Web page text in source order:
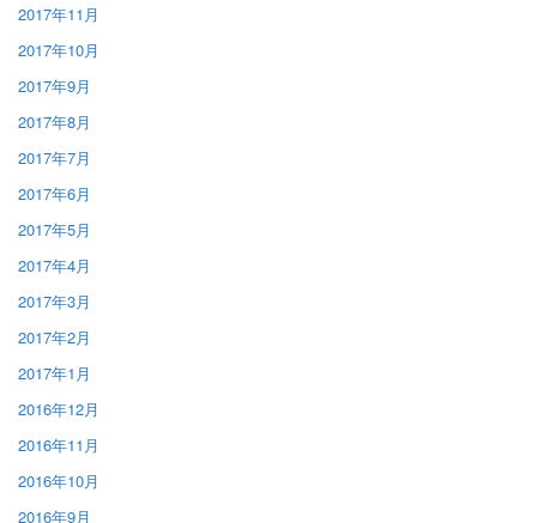
2017年11月
2017年10月
2017年9月
2017年8月
2017年7月
2017年6月
2017年5月
2017年4月
2017年3月
2017年2月
2017年1月
2016年12月
2016年11月
2016年10月
2016年9月